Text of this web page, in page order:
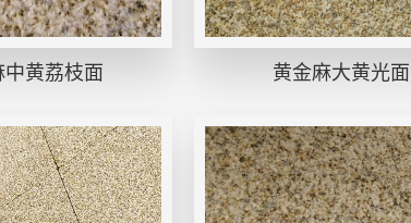
中黄荔枝面 黄金麻大黄光面